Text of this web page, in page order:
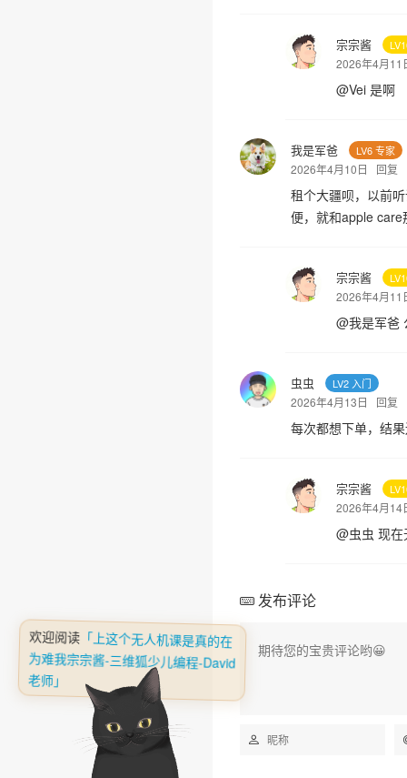
宗宗酱
2026年4月
@Vei 是啊
我是军爸 LV6 专家
2026年4月10日 回复
租个大疆呗，以前
便，就和apple care
宗宗酱
2026年4月
@我是军爸
虫虫 LV2 入门
2026年4月13日 回复
每次都想下单，结
宗宗酱
2026年4月
@虫虫 现在
发布评论